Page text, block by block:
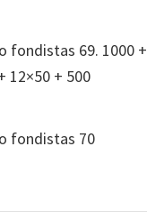
fondistas 69. 1000 +
12×50 + 500
fondistas 70